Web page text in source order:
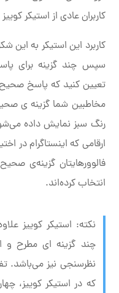
کاربران عادی از استیکر
کاربرد این استیکر به
سپس چند گزینه برای
تعیین کنید که پاسخ صحیح
مخاطبین شما گزینه ی
رنگ سبز نمایش داده
ارقامی که اینستاگرام در
فالوور‌هایتان گزینه‌ی
انتخاب کرده‌اند.
نکته: استیکر کوییز
چند گزینه ای مطرح و
نظرسنجی نیز می‌باشد.
که در استیکر کوییز،